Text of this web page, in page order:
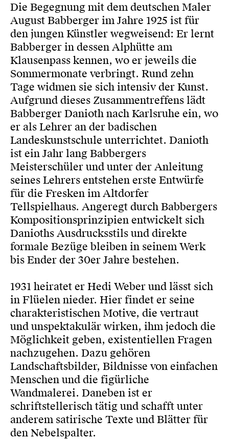
Die Begegnung mit dem deutschen Maler
August Babberger im Jahre 1925 ist für
den jungen Künstler wegweisend: Er lernt
Babberger in dessen Alphütte am
Klausenpass kennen, wo er jeweils die
Sommermonate verbringt. Rund zehn
Tage widmen sie sich intensiv der Kunst.
Aufgrund dieses Zusammentreffens lädt
Babberger Danioth nach Karlsruhe ein, wo
er als Lehrer an der badischen
Landeskunstschule unterrichtet. Danioth
ist ein Jahr lang Babbergers
Meisterschüler und unter der Anleitung
seines Lehrers entstehen erste Entwürfe
für die Fresken im Altdorfer
Tellspielhaus. Angeregt durch Babbergers
Kompositionsprinzipien entwickelt sich
Danioths Ausdrucksstils und direkte
formale Bezüge bleiben in seinem Werk
bis Ender der 30er Jahre bestehen.
1931 heiratet er Hedi Weber und lässt sich
in Flüelen nieder. Hier findet er seine
charakteristischen Motive, die vertraut
und unspektakulär wirken, ihm jedoch die
Möglichkeit geben, existentiellen Fragen
nachzugehen. Dazu gehören
Landschaftsbilder, Bildnisse von einfachen
Menschen und die figürliche
Wandmalerei. Daneben ist er
schriftstellerisch tätig und schafft unter
anderem satirische Texte und Blätter für
den Nebelspalter.